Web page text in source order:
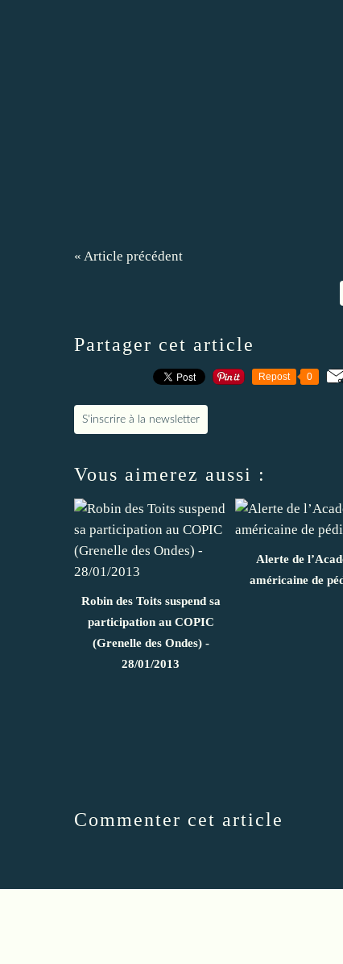
« Article précédent
Partager cet article
Repost 0
S'inscrire à la newsletter
Vous aimerez aussi :
Robin des Toits suspend sa
participation au COPIC
(Grenelle des Ondes) -
28/01/2013
Alerte de
américaine de
Commenter cet article